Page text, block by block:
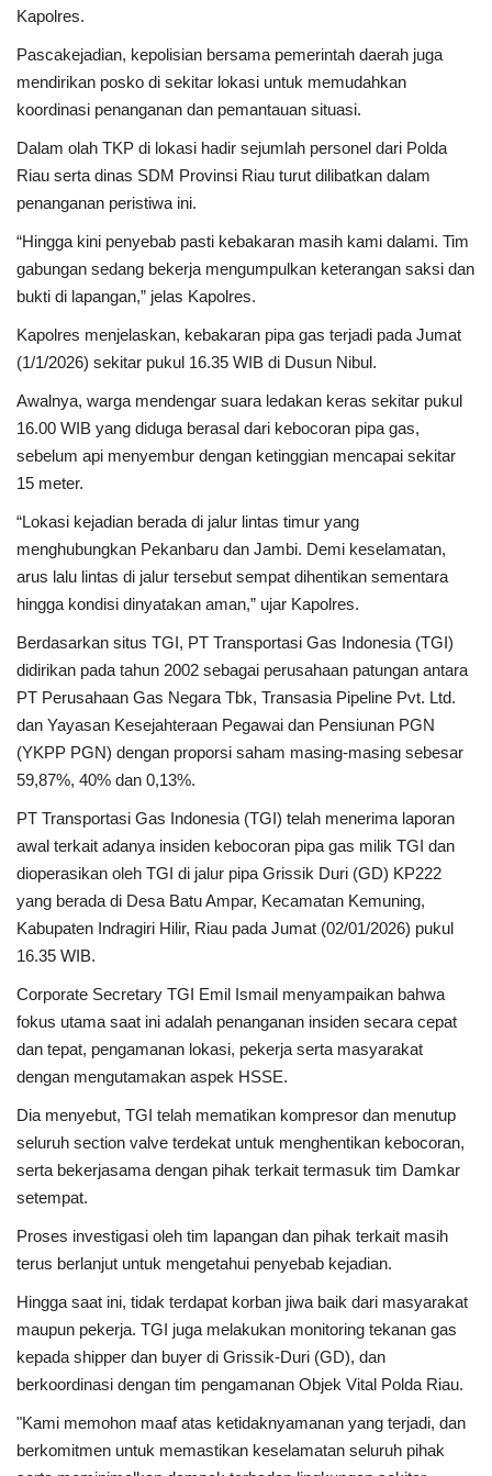
Kapolres.
Pascakejadian, kepolisian bersama pemerintah daerah juga
mendirikan posko di sekitar lokasi untuk memudahkan
koordinasi penanganan dan pemantauan situasi.
Dalam olah TKP di lokasi hadir sejumlah personel dari Polda
Riau serta dinas SDM Provinsi Riau turut dilibatkan dalam
penanganan peristiwa ini.
“Hingga kini penyebab pasti kebakaran masih kami dalami. Tim
gabungan sedang bekerja mengumpulkan keterangan saksi dan
bukti di lapangan,” jelas Kapolres.
Kapolres menjelaskan, kebakaran pipa gas terjadi pada Jumat
(1/1/2026) sekitar pukul 16.35 WIB di Dusun Nibul.
Awalnya, warga mendengar suara ledakan keras sekitar pukul
16.00 WIB yang diduga berasal dari kebocoran pipa gas,
sebelum api menyembur dengan ketinggian mencapai sekitar
15 meter.
“Lokasi kejadian berada di jalur lintas timur yang
menghubungkan Pekanbaru dan Jambi. Demi keselamatan,
arus lalu lintas di jalur tersebut sempat dihentikan sementara
hingga kondisi dinyatakan aman,” ujar Kapolres.
Berdasarkan situs TGI, PT Transportasi Gas Indonesia (TGI)
didirikan pada tahun 2002 sebagai perusahaan patungan antara
PT Perusahaan Gas Negara Tbk, Transasia Pipeline Pvt. Ltd.
dan Yayasan Kesejahteraan Pegawai dan Pensiunan PGN
(YKPP PGN) dengan proporsi saham masing-masing sebesar
59,87%, 40% dan 0,13%.
PT Transportasi Gas Indonesia (TGI) telah menerima laporan
awal terkait adanya insiden kebocoran pipa gas milik TGI dan
dioperasikan oleh TGI di jalur pipa Grissik Duri (GD) KP222
yang berada di Desa Batu Ampar, Kecamatan Kemuning,
Kabupaten Indragiri Hilir, Riau pada Jumat (02/01/2026) pukul
16.35 WIB.
Corporate Secretary TGI Emil Ismail menyampaikan bahwa
fokus utama saat ini adalah penanganan insiden secara cepat
dan tepat, pengamanan lokasi, pekerja serta masyarakat
dengan mengutamakan aspek HSSE.
Dia menyebut, TGI telah mematikan kompresor dan menutup
seluruh section valve terdekat untuk menghentikan kebocoran,
serta bekerjasama dengan pihak terkait termasuk tim Damkar
setempat.
Proses investigasi oleh tim lapangan dan pihak terkait masih
terus berlanjut untuk mengetahui penyebab kejadian.
Hingga saat ini, tidak terdapat korban jiwa baik dari masyarakat
maupun pekerja. TGI juga melakukan monitoring tekanan gas
kepada shipper dan buyer di Grissik-Duri (GD), dan
berkoordinasi dengan tim pengamanan Objek Vital Polda Riau.
"Kami memohon maaf atas ketidaknyamanan yang terjadi, dan
berkomitmen untuk memastikan keselamatan seluruh pihak